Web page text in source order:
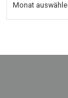
ARCHIV